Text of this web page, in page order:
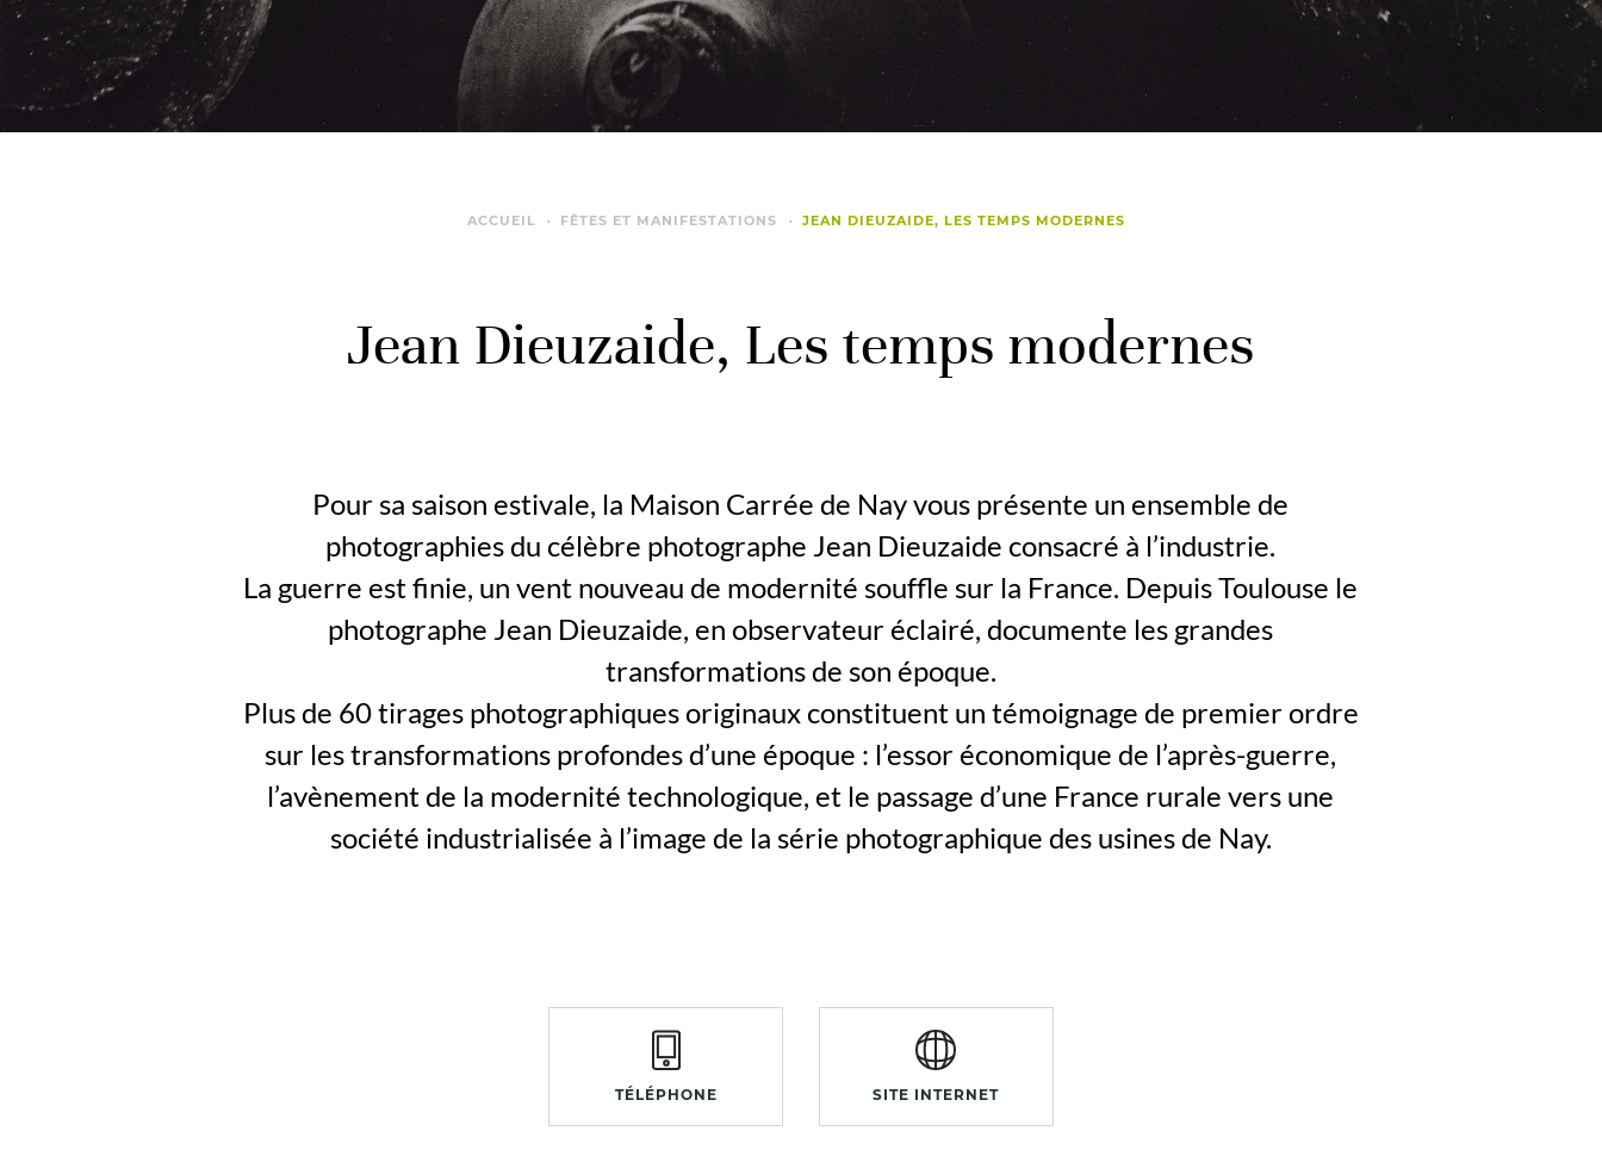
ACCUEIL FÊTES ET MANIFESTATIONS JEAN DIEUZAIDE, LES TEMPS MODERNES
Jean Dieuzaide, Les temps modernes
Pour sa saison estivale, la Maison Carrée de Nay vous présente un ensemble de
photographies du célèbre photographe Jean Dieuzaide consacré à l’industrie.
La guerre est finie, un vent nouveau de modernité souffle sur la France. Depuis Toulouse le
photographe Jean Dieuzaide, en observateur éclairé, documente les grandes
transformations de son époque.
Plus de 60 tirages photographiques originaux constituent un témoignage de premier ordre
sur les transformations profondes d’une époque : l’essor économique de l’après-guerre,
l’avènement de la modernité technologique, et le passage d’une France rurale vers une
société industrialisée à l’image de la série photographique des usines de Nay.
TÉLÉPHONE SITE INTERNET